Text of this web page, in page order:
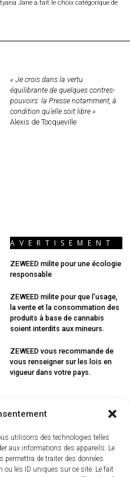
utilisons des technologies telles
aux informations des appareils. Le
permettra de traiter des données
ou les ID uniques sur ce site. Le fait
Jane a fait le choix catégorique de
« Je crois dans la vertu
équilibrante de quelques contres-
pouvoirs: la Presse notamment, à
condition qu’elle soit libre »
Alexis de Tocqueville
AVERTISEMENT
ZEWEED milite pour une écologie
responsable
ZEWEED milite pour que l’usage,
la vente et la consommation des
produits à base de cannabis
soient interdits aux mineurs.
ZEWEED vous recommande de
vous renseigner sur les lois en
vigueur dans votre pays.